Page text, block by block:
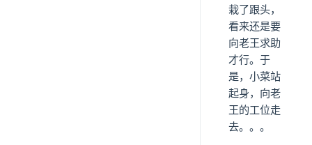
栽了跟头，
看来还是要
向老王求助
才行。于
是，小菜站
起身，向老
王的工位走
去。。。